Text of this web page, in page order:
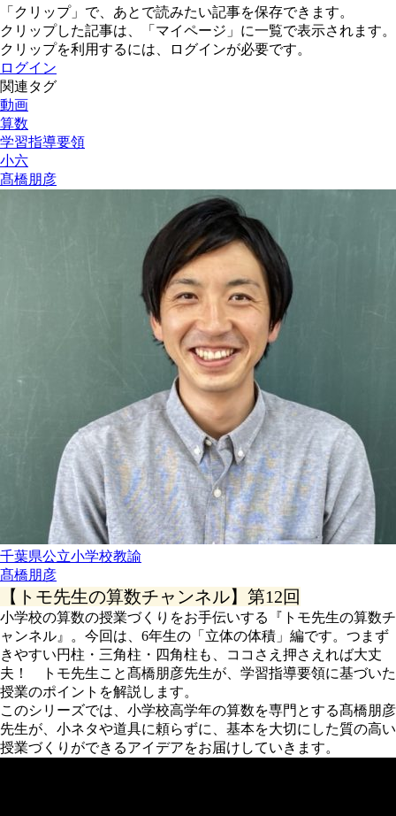
「クリップ」で、あとで読みたい記事を保存できます。
クリップした記事は、「マイページ」に一覧で表示されます。
クリップを利用するには、ログインが必要です。
ログイン
関連タグ
動画
算数
学習指導要領
小六
髙橋朋彦
千葉県公立小学校教諭
髙橋朋彦
【トモ先生の算数チャンネル】第12回
小学校の算数の授業づくりをお手伝いする『トモ先生の算数チ
ャンネル』。今回は、6年生の「立体の体積」編です。つまず
きやすい円柱・三角柱・四角柱も、ココさえ押さえれば大丈
夫！ トモ先生こと髙橋朋彦先生が、学習指導要領に基づいた
授業のポイントを解説します。
このシリーズでは、小学校高学年の算数を専門とする髙橋朋彦
先生が、小ネタや道具に頼らずに、基本を大切にした質の高い
授業づくりができるアイデアをお届けしていきます。